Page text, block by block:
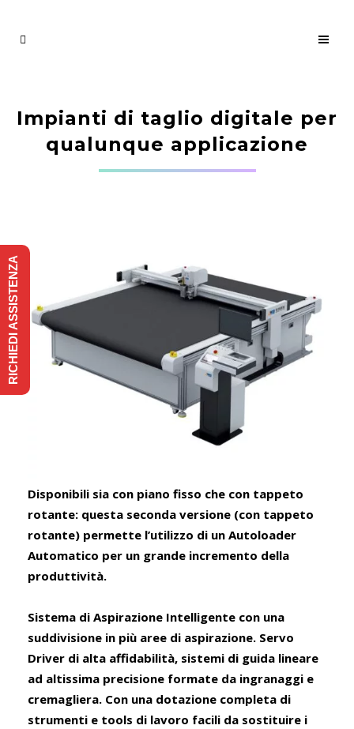
Impianti di taglio digitale per
qualunque applicazione
Disponibili sia con piano fisso che con tappeto
rotante: questa seconda versione (con tappeto
rotante) permette l’utilizzo di un Autoloader
Automatico per un grande incremento della
produttività.
Sistema di Aspirazione Intelligente con una
suddivisione in più aree di aspirazione. Servo
Driver di alta affidabilità, sistemi di guida lineare
ad altissima precisione formate da ingranaggi e
cremagliera. Con una dotazione completa di
strumenti e tools di lavoro facili da sostituire i
RICHIEDI ASSISTENZA